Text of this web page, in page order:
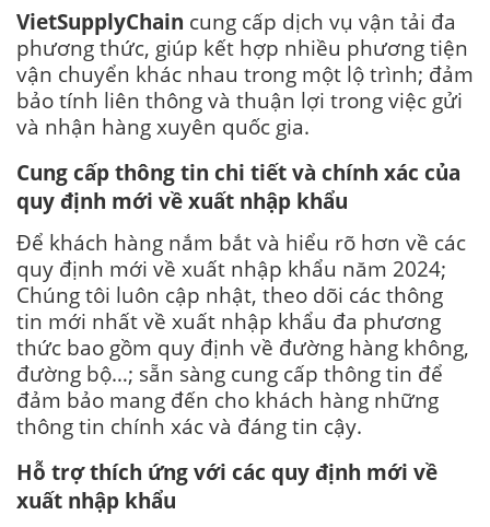
VietSupplyChain cung cấp dịch vụ vận tải đa
phương thức, giúp kết hợp nhiều phương tiện
vận chuyển khác nhau trong một lộ trình; đảm
bảo tính liên thông và thuận lợi trong việc gửi
và nhận hàng xuyên quốc gia.
Cung cấp thông tin chi tiết và chính xác của
quy định mới về xuất nhập khẩu
Để khách hàng nắm bắt và hiểu rõ hơn về các
quy định mới về xuất nhập khẩu năm 2024;
Chúng tôi luôn cập nhật, theo dõi các thông
tin mới nhất về xuất nhập khẩu đa phương
thức bao gồm quy định về đường hàng không,
đường bộ…; sẵn sàng cung cấp thông tin để
đảm bảo mang đến cho khách hàng những
thông tin chính xác và đáng tin cậy.
Hỗ trợ thích ứng với các quy định mới về
xuất nhập khẩu